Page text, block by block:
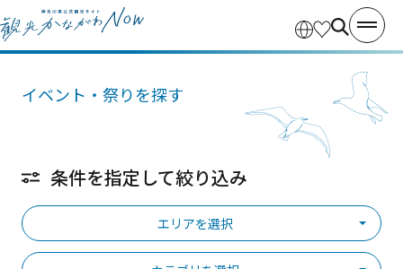
イベント・祭りを探す
条件を指定して絞り込み
エリアを選択